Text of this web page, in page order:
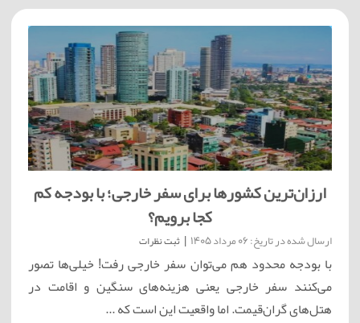
ارزان‌ترین کشورها برای سفر خارجی؛ با بودجه کم
کجا برویم؟
ارسال شده در تاریخ: 06 مرداد 1405 | ثبت نظرات
با بودجه محدود هم می‌توان سفر خارجی رفت! خیلی‌ها تصور
می‌کنند سفر خارجی یعنی هزینه‌های سنگین و اقامت در
هتل‌های گران‌قیمت. اما واقعیت این است که ...